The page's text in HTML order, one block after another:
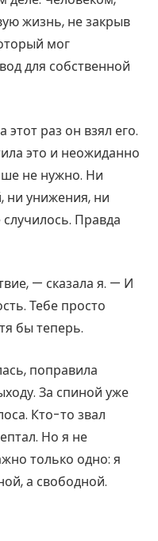
жизнь, не закрыв
мог
для собственной
этот раз он взял его.
это и неожиданно
не нужно. Ни
ни унижения, ни
Правда
— сказала я. — И
Тебе просто
бы теперь.
поправила
За спиной уже
Кто-то звал
Но я не
только одно: я
а свободной.